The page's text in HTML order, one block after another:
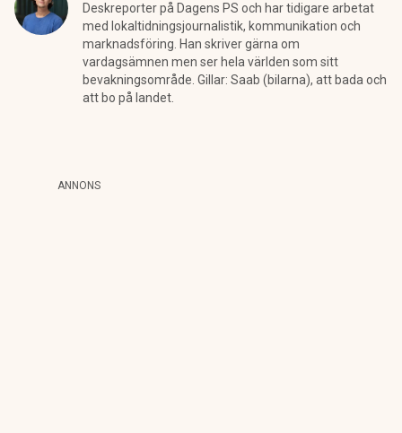
Deskreporter på Dagens PS och har tidigare arbetat
med lokaltidningsjournalistik, kommunikation och
marknadsföring. Han skriver gärna om
vardagsämnen men ser hela världen som sitt
bevakningsområde. Gillar: Saab (bilarna), att bada och
att bo på landet.
ANNONS